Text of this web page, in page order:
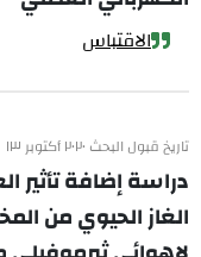
الاقتباس
تاريخ قبول البحث ٢٠٢٠ أكتوبر ١٣
دراسة إضافة
الغاز الحيوي من